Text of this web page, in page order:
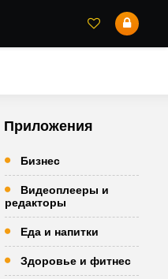
Приложения
Бизнес
Видеоплееры и
редакторы
Еда и напитки
Здоровье и фитнес